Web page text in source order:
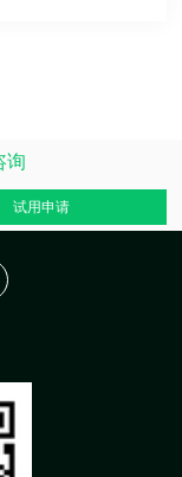
询
试用申请